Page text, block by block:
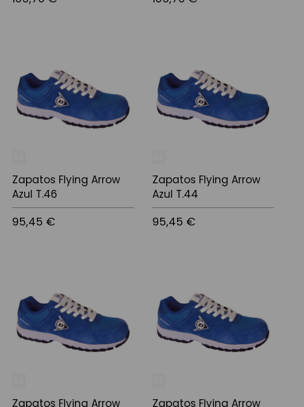
Zapatos Flying Arrow
Azul T.46
95,45 €
Zapatos Flying Arrow
Azul T.44
95,45 €
Zapatos Flying Arrow Zapatos Flying Arrow